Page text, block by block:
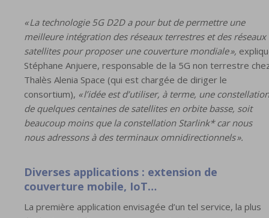
« La technologie 5G D2D a pour but de permettre une
meilleure intégration des réseaux terrestres et des réseaux
satellites pour proposer une couverture mondiale »,
Stéphane Anjuere, responsable de la 5G non terrestre
Thalès Alenia Space (qui est chargée de diriger le
consortium), « l’idée est d’utiliser, à terme, une constellation
de quelques centaines de satellites en orbite basse, soit
beaucoup moins que la constellation Starlink* car nous
nous adressons à des terminaux omnidirectionnels ».
Diverses applications : extension de
couverture mobile, IoT…
La première application envisagée d’un tel service, la plus